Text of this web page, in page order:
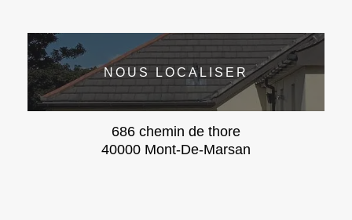
NOUS LOCALISER
686 chemin de thore
40000 Mont-De-Marsan